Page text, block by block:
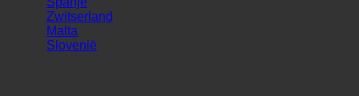
Italië
Letland
Spanje
Zwitserland